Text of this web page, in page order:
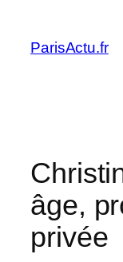
content
ParisActu.fr
âge,
privée